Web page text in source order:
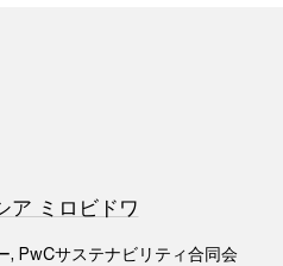
ア ミロビドワ
, PwCサステナビリティ合同会